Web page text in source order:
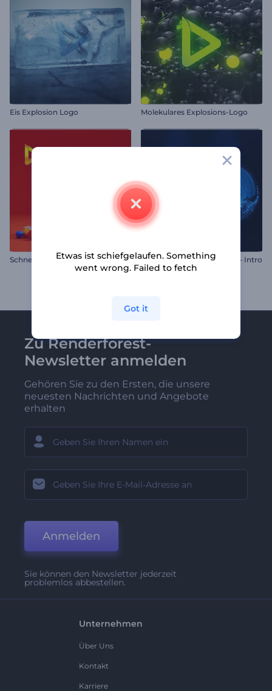
Eis Explosion Logo Molekulares Explosions-Logo
Schneekugel Logo Reveal Funkelnder Schmetterling – Intro
Zu Renderforest-
Newsletter anmelden
Gehören Sie zu den Ersten, die unsere
neuesten Nachrichten und Angebote
erhalten
Anmelden
Sie können den Newsletter jederzeit
problemlos abbestellen.
Unternehmen
Über Uns
Kontakt
Karriere
Etwas ist schiefgelaufen. Something
went wrong. Failed to fetch
Got it